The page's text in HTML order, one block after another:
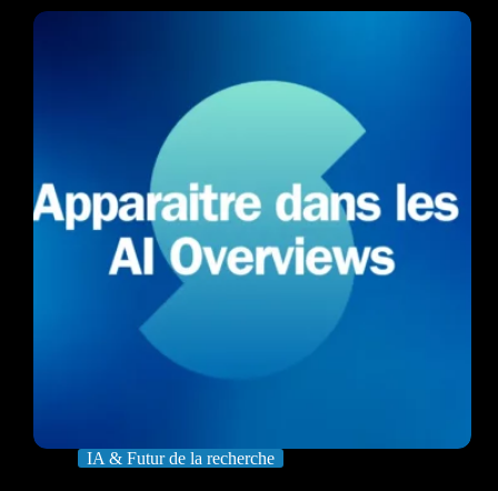
IA & Futur de la recherche